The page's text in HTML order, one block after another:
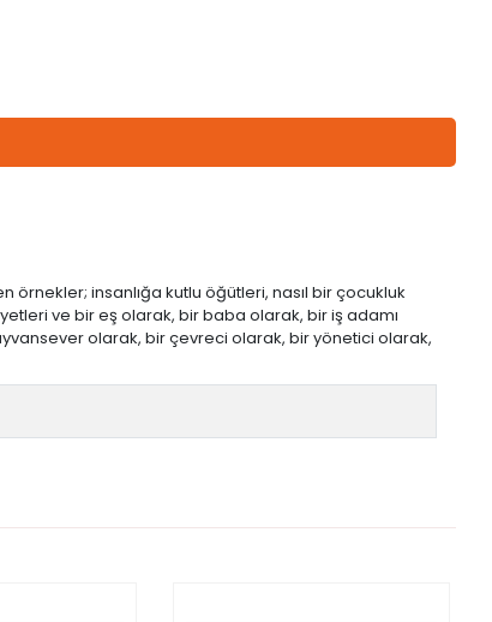
örnekler; insanlığa kutlu öğütleri, nasıl bir çocukluk
ve bir eş olarak, bir baba olarak, bir iş adamı
olarak, bir çevreci olarak, bir yönetici olarak,